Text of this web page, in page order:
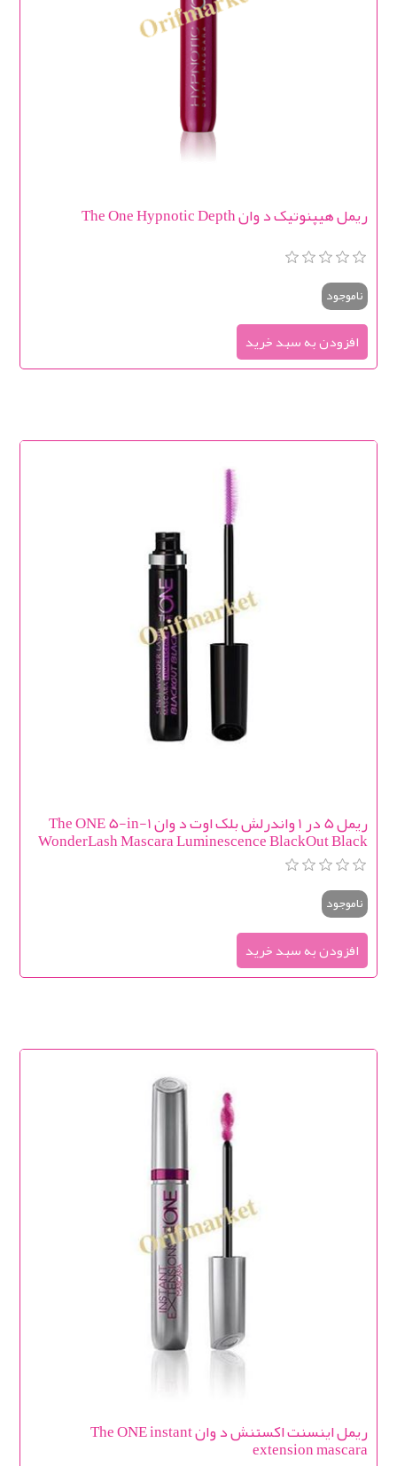
ریمل هیپنوتیک د وان The One Hypnotic Depth
ناموجود
ریمل 5 در 1 واندرلش بلک اوت د وان The ONE 5-in-1
WonderLash Mascara Luminescence BlackOut Black
ناموجود
ریمل اینسنت اکستنش د وان The ONE instant
extension mascara